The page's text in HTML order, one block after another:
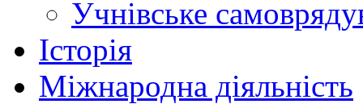
Учнівське
Історія
Міжнародна діяльність